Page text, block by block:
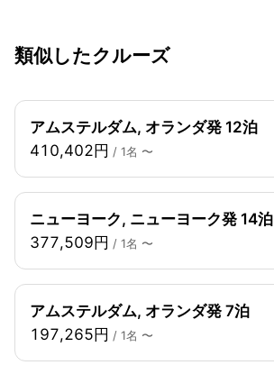
類似したクルーズ
アムステルダム, オランダ発 12泊
410,402円 / 1名 〜
ニューヨーク, ニューヨーク発 14泊
377,509円 / 1名 〜
アムステルダム, オランダ発 7泊
197,265円 / 1名 〜